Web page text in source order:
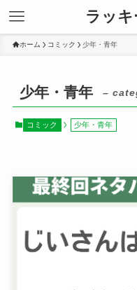
ラッキ
ホーム コミック 少年・青年
少年・青年 –
コミック 少年・青年